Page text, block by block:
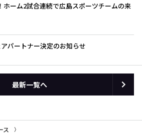
ホーム2試合連続で広島スポーツチームの来
パートナー決定のお知らせ
最新一覧へ
ス